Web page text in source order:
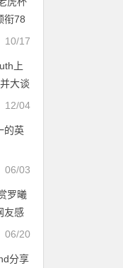
衔78
10/17
上
大谈
12/04
的英
06/03
罗曦
友感
表现
06/20
分享